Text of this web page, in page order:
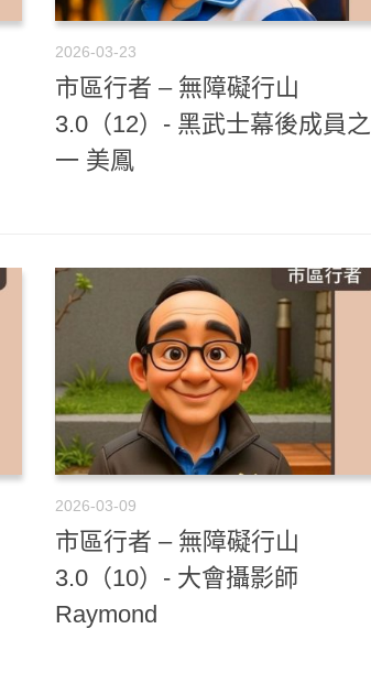
2026-03-23
市區行者 – 無障礙行山
3.0（12）- 黑武士幕後成員之
一 美鳳
2026-03-09
市區行者 – 無障礙行山
3.0（10）- 大會攝影師
Raymond